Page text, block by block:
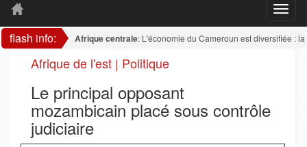
flash info:Afrique centrale: L'économie du Cameroun est diversifiée : la
Afrique de l'est | Politique
Le principal opposant
mozambicain placé sous contrôle
judiciaire